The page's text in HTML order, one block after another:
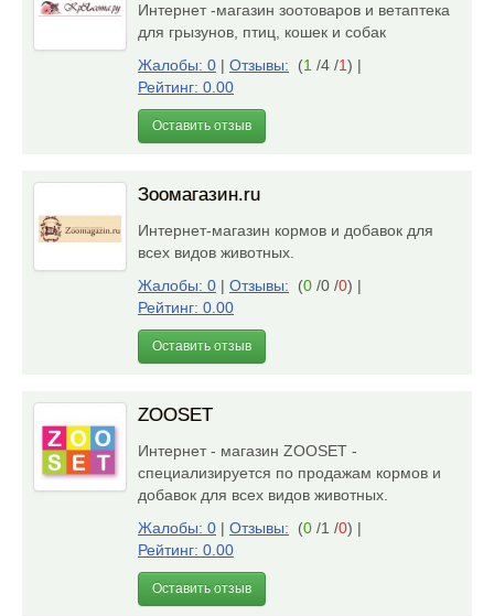
Интернет -магазин зоотоваров и ветаптека
для грызунов, птиц, кошек и собак
Жалобы: 0 | Отзывы: (1 /4 /1) |
Рейтинг: 0.00
Оставить отзыв
Зоомагазин.ru
Интернет-магазин кормов и добавок для
всех видов животных.
Жалобы: 0 | Отзывы: (0 /0 /0) |
Рейтинг: 0.00
Оставить отзыв
ZOOSET
Интернет - магазин ZOOSET -
специализируется по продажам кормов и
добавок для всех видов животных.
Жалобы: 0 | Отзывы: (0 /1 /0) |
Рейтинг: 0.00
Оставить отзыв